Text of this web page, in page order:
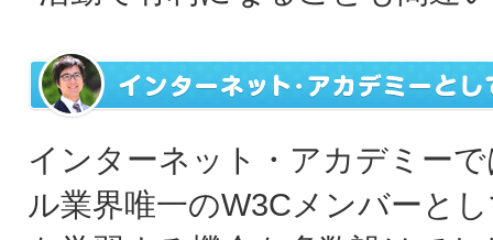
インターネット・アカデミー
ル業界唯一のW3Cメンバーと